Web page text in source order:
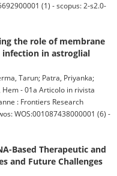
(1) - scopus: 2-s2.0-
the role of membrane
infection in astroglial
Tarun; Patra, Priyanka;
Hem - 01a Articolo in rivista
: Frontiers Research
WOS:001087438000001 (6) -
Based Therapeutic and
and Future Challenges